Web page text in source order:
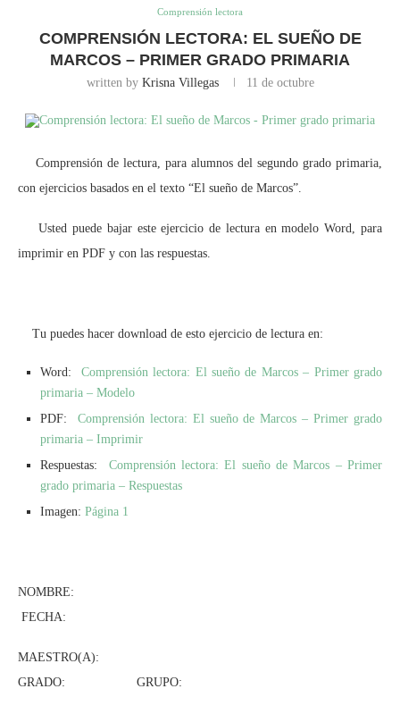
Comprensión lectora
COMPRENSIÓN LECTORA: EL SUEÑO DE
MARCOS – PRIMER GRADO PRIMARIA
written by Krisna Villegas 11 de octubre
Comprensión de lectura, para alumnos del segundo grado primaria,
con ejercicios basados en el texto “El sueño de Marcos”.
Usted puede bajar este ejercicio de lectura en modelo Word, para
imprimir en PDF y con las respuestas.
Tu puedes hacer download de esto ejercicio de lectura en:
Word: Comprensión lectora: El sueño de Marcos – Primer grado
primaria – Modelo
PDF: Comprensión lectora: El sueño de Marcos – Primer grado
primaria – Imprimir
Respuestas: Comprensión lectora: El sueño de Marcos – Primer
grado primaria – Respuestas
Imagen: Página 1
NOMBRE:
FECHA:
MAESTRO(A):
GRADO: GRUPO: